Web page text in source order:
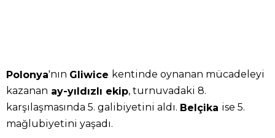
Polonya'nın Gliwice kentinde oynanan mücadeleyi
kazanan ay-yıldızlı ekip, turnuvadaki 8.
karşılaşmasında 5. galibiyetini aldı. Belçika ise 5.
mağlubiyetini yaşadı.